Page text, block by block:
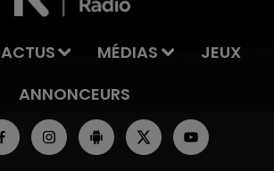
ACTUS MÉDIAS
JEUX
ANNONCEURS